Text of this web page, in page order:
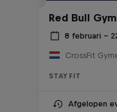
Red Bull
8 februari –
CrossFit
STAY FIT
Afgelopen